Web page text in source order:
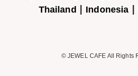
Thailand | Indonesia |
© JEWEL CAFE All Rights